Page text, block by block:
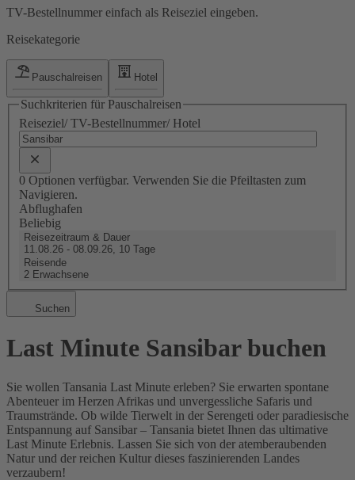
TV-Bestellnummer einfach als Reiseziel eingeben.
Reisekategorie
Pauschalreisen Hotel
Suchkriterien für Pauschalreisen
Reiseziel/ TV-Bestellnummer/ Hotel
0 Optionen verfügbar. Verwenden Sie die Pfeiltasten zum
Navigieren.
Abflughafen
Beliebig
Reisezeitraum & Dauer
11.08.26 - 08.09.26, 10 Tage
Reisende
2 Erwachsene
Suchen
Last Minute Sansibar buchen
Sie wollen Tansania Last Minute erleben? Sie erwarten spontane
Abenteuer im Herzen Afrikas und unvergessliche Safaris und
Traumstrände. Ob wilde Tierwelt in der Serengeti oder paradiesische
Entspannung auf Sansibar – Tansania bietet Ihnen das ultimative
Last Minute Erlebnis. Lassen Sie sich von der atemberaubenden
Natur und der reichen Kultur dieses faszinierenden Landes
verzaubern!